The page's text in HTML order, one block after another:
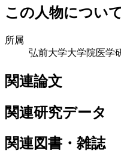
この人物について
所属
弘前大学大学院医学
関連論文
関連研究データ
関連図書・雑誌